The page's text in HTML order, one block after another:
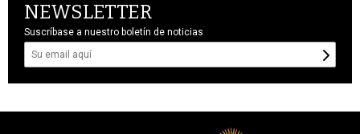
NEWSLETTER
Suscríbase a nuestro boletín de noticias